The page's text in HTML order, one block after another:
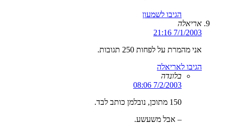
הגיבו לשמעון
אריאלה
7/1/2003 21:16
אני מהמרת על לפחות 250 תגובות.
הגיבו לאריאלה
בלונדה
7/2/2003 08:06
150 מתוכן, נובלמן כותב לבד.
– אבל משעשע.